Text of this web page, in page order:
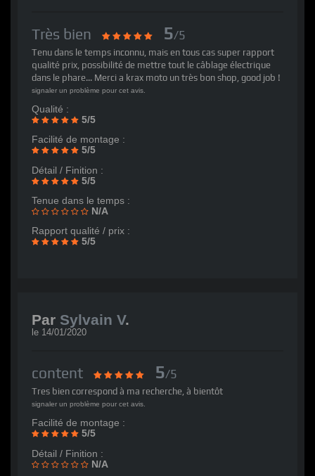
Très bien 5/5
Tenu dans le temps inconnu, mais en tous cas super rapport
qualité prix, possibilité de mettre tout le câblage électrique
dans le phare... Merci a krax moto un très bon shop, good job !
signaler un problème pour cet avis.
Qualité :
5/5
Facilité de montage :
5/5
Détail / Finition :
5/5
Tenue dans le temps :
N/A
Rapport qualité / prix :
5/5
Par Sylvain V.
le 14/01/2020
content 5/5
Tres bien correspond à ma recherche, à bientôt
signaler un problème pour cet avis.
Facilité de montage :
5/5
Détail / Finition :
N/A